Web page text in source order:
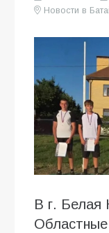
Новости в
В г. Белая
Областные